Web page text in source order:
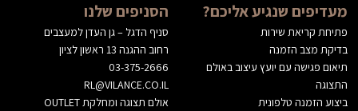
מעדיפים שנגיע אליכם?
פתיחת קריאת שירות
בדיקת מצב הזמנה
תיאום פגישה עם יועץ עיצוב באולם
התצוגה
ביצוע הזמנה טלפונית
הסניפים שלנו
סניף הדגל – גן העדן למעצבים
רחוב ההגנה 13 ראשון לציון
03-375-2666
RL@VILANCE.CO.IL
אולם תצוגה ומחלקת OUTLET